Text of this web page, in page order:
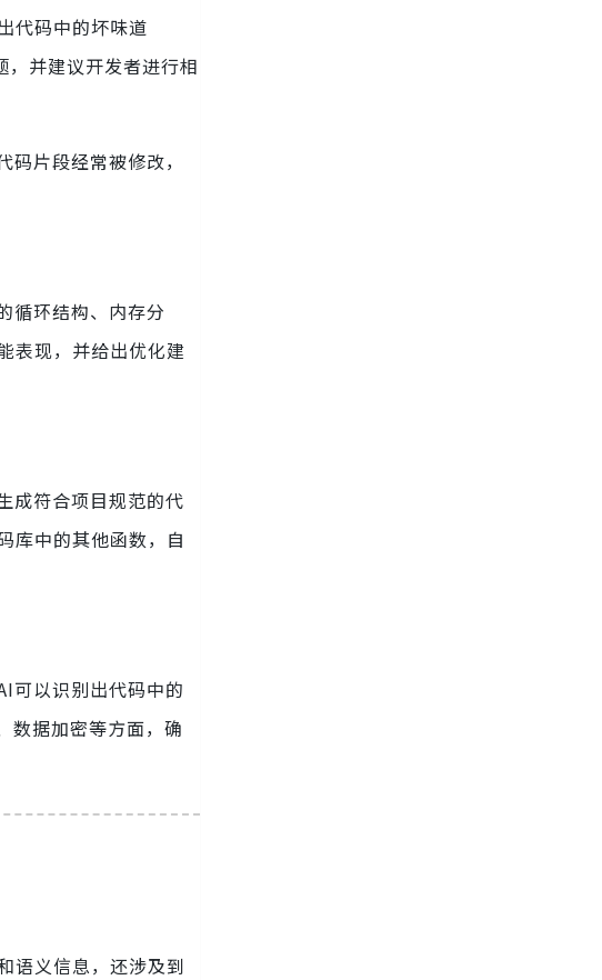
代码中的坏味道
并建议开发者进行相
片段经常被修改，
循环结构、内存分
表现，并给出优化建
成符合项目规范的代
库中的其他函数，自
可以识别出代码中的
数据加密等方面，确
语义信息，还涉及到